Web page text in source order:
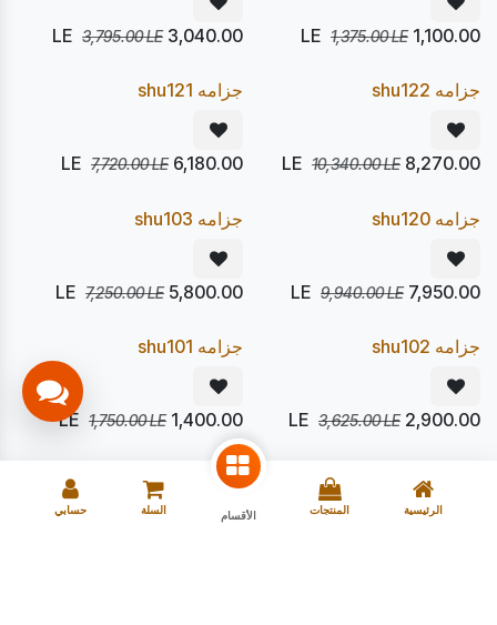
1,100.00
LE
1,375.00LE
3,040.00
LE
3,795.00LE يصل 22/08
جزامه shu122
8,270.00
LE
10,340.00LE
يصل 22/08
جزامه shu121
6,180.00
LE
7,720.00LE يصل 22/08
جزامه shu120
7,950.00
LE
9,940.00LE
يصل 22/08
جزامه shu103
5,800.00
LE
7,250.00LE يصل 22/08
جزامه shu102
2,900.00
LE
3,625.00LE
يصل 22/08
جزامه shu101
1,400.00
LE
1,750.00LE
الرئيسية المنتجات الأقسام السلة حسابي